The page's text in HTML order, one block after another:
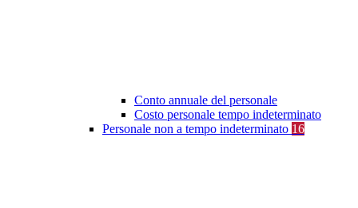
Conto annuale del personale
Costo personale tempo indeterminato
Personale non a tempo indeterminato 16